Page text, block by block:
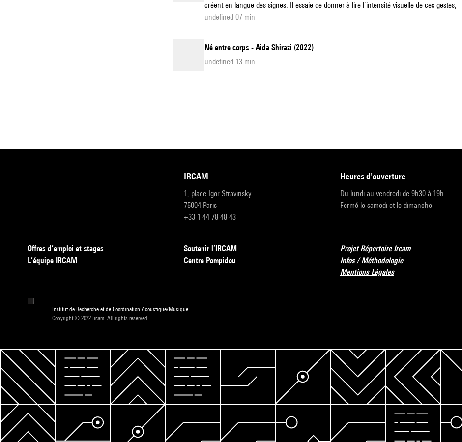
créent en langue des signes. Il essaie de donner à lire l’intensité visuelle de ces gestes,
undefined 07 min
Né entre corps - Aida Shirazi (2022)
undefined 13 min
IRCAM
1, place Igor-Stravinsky
75004 Paris
+33 1 44 78 48 43
heures d'ouverture
Du lundi au vendredi de 9h30 à 19h
Fermé le samedi et le dimanche
Offres d’emploi et stages
L’équipe IRCAM
Soutenir l’IRCAM
Centre Pompidou
Projet Répertoire Ircam
Infos / Méthodologie
Mentions Légales
Institut de Recherche et de Coordination Acoustique/Musique
Copyright © 2022 Ircam. All rights reserved.